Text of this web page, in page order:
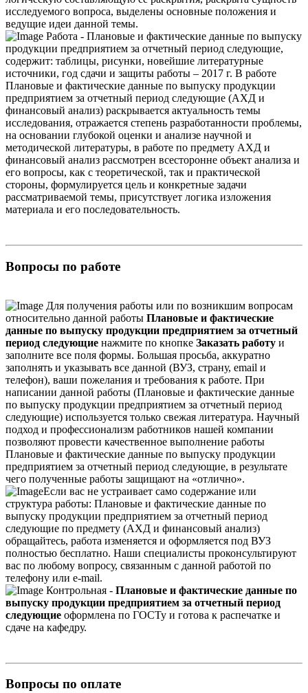
исследуемого вопроса, выделены основные положения и
ведущие идеи данной темы.
Работа - Плановые и фактические данные по выпуску
продукции предприятием за отчетный период следующие,
содержит: таблицы, рисунки, новейшие литературные
источники, год сдачи и защиты работы – 2017 г. В работе
Плановые и фактические данные по выпуску продукции
предприятием за отчетный период следующие (АХД и
финансовый анализ) раскрывается актуальность темы
исследования, отражается степень разработанности проблемы,
на основании глубокой оценки и анализе научной и
методической литературы, в работе по предмету АХД и
финансовый анализ рассмотрен всесторонне объект анализа и
его вопросы, как с теоретической, так и практической
стороны, формулируется цель и конкретные задачи
рассматриваемой темы, присутствует логика изложения
материала и его последовательность.
Вопросы по работе
Для получения работы или по возникшим вопросам
относительно данной работы Плановые и фактические
данные по выпуску продукции предприятием за отчетный
период следующие нажмите по кнопке Заказать работу и
заполните все поля формы. Большая просьба, аккуратно
заполнять и указывать все данной (ВУЗ, страну, email и
телефон), ваши пожелания и требования к работе. При
написании данной работы (Плановые и фактические данные
по выпуску продукции предприятием за отчетный период
следующие) используется только свежая литература. Научный
подход и профессионализм работников нашей компании
позволяют провести качественное выполнение работы
Плановые и фактические данные по выпуску продукции
предприятием за отчетный период следующие, в результате
чего полученные работы защищают на «отлично».
Если вас не устраивает само содержание или
структура работы: Плановые и фактические данные по
выпуску продукции предприятием за отчетный период
следующие по предмету (АХД и финансовый анализ)
обращайтесь, работа изменяется и оформляется под ВУЗ
полностью бесплатно. Наши специалисты проконсультируют
вас по любому вопросу, связанным с данной работой по
телефону или e-mail.
Контрольная - Плановые и фактические данные по
выпуску продукции предприятием за отчетный период
следующие оформлена по ГОСТу и готова к распечатке и
сдаче на кафедру.
Вопросы по оплате